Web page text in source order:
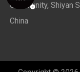
Community, Shiyan
China